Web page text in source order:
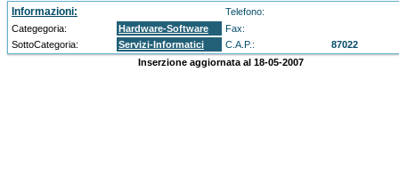
Informazioni:
Telefono:
Categegoria:
Hardware-Software
Fax:
SottoCategoria:
Servizi-Informatici C.A.P.:
87022
Inserzione aggiornata al 18-05-2007